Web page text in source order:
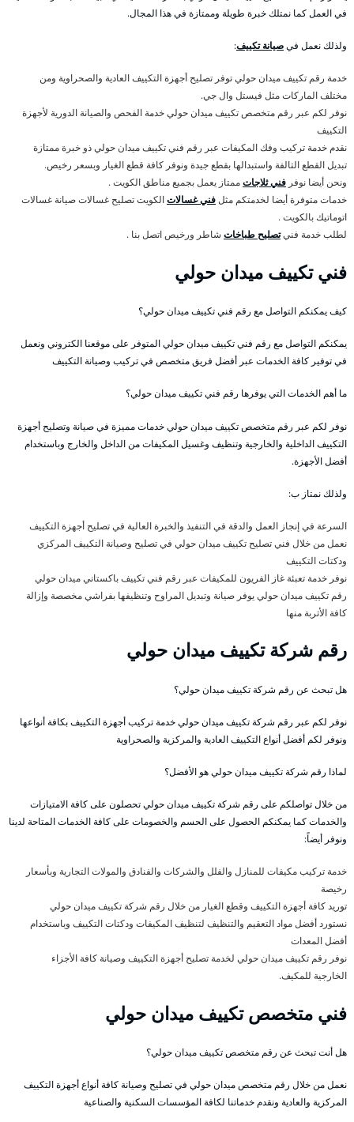
في العمل كما نمتلك خبرة طويلة وممتازة في هذا المجال.
ولذلك نعمل فيصيانة تكييف:
خدمة رقم تكييف ميدان حولي توفر تصليح أجهزة التكييف العادية والصحراوية ومن
مختلف الماركات مثل فيستل وال جي.
نوفر لكم عبر رقم متخصص تكييف ميدان حولي خدمة الفحص والصيانة الدورية لأجهزة
التكييف
نقدم خدمة تركيب وفك المكيفات عبر رقم فني تكييف ميدان حولي ذو خبرة ممتازة
تبديل القطع التالفة واستبدالها بقطع جيدة ونوفر كافة قطع الغيار وبسعر رخيص.
ونحن أيضا نوفر فني ثلاجاتممتاز يعمل بجميع مناطق الكويت .
خدمات متوفرة أيضا لخدمتكم مثلفني غسالاتالكويت تصليح غسالات صيانة غسالات
اتوماتيك بالكويت .
لطلب خدمة فنيتصليح طباخات شاطر ورخيص اتصل بنا .
فني تكييف ميدان حولي
كيف يمكنكم التواصل مع رقم فني تكييف ميدان حولي؟
يمكنكم التواصل مع رقم فني تكييف ميدان حولي المتوفر على موقعنا الكتروني ونعمل
في توفير كافة الخدمات عبر أفضل فريق متخصص في تركيب وصيانة التكييف
ما أهم الخدمات التي يوفرها رقم فني تكييف ميدان حولي؟
نوفر لكم عبر رقم متخصص تكييف ميدان حولي خدمات مميزة في صيانة وتصليح أجهزة
التكييف الداخلية والخارجية وتنظيف وغسيل المكيفات من الداخل والخارج وباستخدام
أفضل الأجهزة.
ولذلك نمتاز ب:
السرعة في إنجاز العمل والدقة في التنفيذ والخبرة العالية في تصليح أجهزة التكييف
نعمل من خلال فني تصليح تكييف ميدان حولي في تصليح وصيانة التكييف المركزي
ودكتات التكييف
نوفر خدمة تعبئة غاز الفريون للمكيفات عبر رقم فني تكييف باكستاني ميدان حولي
رقم تكييف ميدان حولي يوفر صيانة وتبديل المراوح وتنظيفها بفراشي مخصصة وإزالة
كافة الأتربة منها
رقم شركة تكييف ميدان حولي
هل تبحث عن رقم شركة تكييف ميدان حولي؟
نوفر لكم عبر رقم شركة تكييف ميدان حولي خدمة تركيب أجهزة التكييف بكافة أنواعها
ونوفر لكم أفضل أنواع التكييف العادية والمركزية والصحراوية
لماذا رقم شركة تكييف ميدان حولي هو الأفضل؟
من خلال تواصلكم على رقم شركة تكييف ميدان حولي تحصلون على كافة الامتيازات
والخدمات كما يمكنكم الحصول على الحسم والخصومات على كافة الخدمات المتاحة لدينا
ونوفر أيضاً:
خدمة تركيب مكيفات للمنازل والفلل والشركات والفنادق والمولات التجارية وبأسعار
رخيصة
توريد كافة أجهزة التكييف وقطع الغيار من خلال رقم شركة تكييف ميدان حولي
نستورد أفضل مواد التعقيم والتنظيف لتنظيف المكيفات ودكتات التكييف وباستخدام
أفضل المعدات
نوفر رقم تكييف ميدان حولي لخدمة تصليح أجهزة التكييف وصيانة كافة الأجزاء
الخارجية للمكيف.
فني متخصص تكييف ميدان حولي
هل أنت تبحث عن رقم متخصص تكييف ميدان حولي؟
نعمل من خلال رقم متخصص ميدان حولي في تصليح وصيانة كافة أنواع أجهزة التكييف
المركزية والعادية ونقدم خدماتنا لكافة المؤسسات السكنية والصناعية